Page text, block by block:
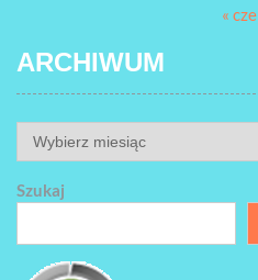
« cze
ARCHIWUM
ARCHIWUM
Szukaj